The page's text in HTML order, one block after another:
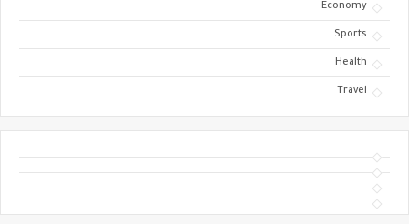
Economy
Sports
Health
Travel